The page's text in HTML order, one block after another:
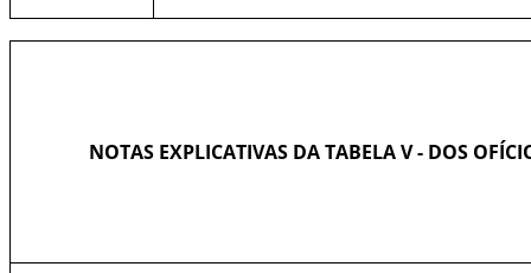
NOTAS EXPLICATIVAS DA TABELA V - DOS